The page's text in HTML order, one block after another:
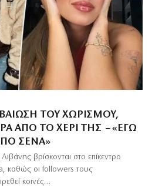
ΤΟΥ ΧΩΡΙΣΜΟΎ,
ΑΠΌ ΤΟ ΧΈΡΙ ΤΗΣ – «ΕΓΏ
ΣΈΝΑ»
βρίσκονται στο επίκεντρο
καθώς οι followers τους
κοινές…